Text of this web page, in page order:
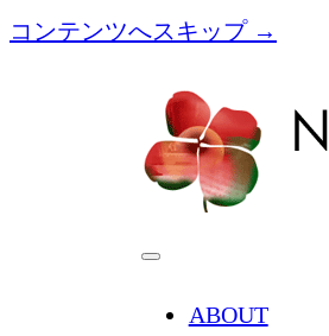
コンテンツへスキップ →
[NC]News
Clipping
メ
ABOUT